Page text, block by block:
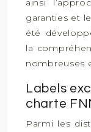
ainsi
garanties et
été
la
nombreuses
Labels
charte
Parmi les